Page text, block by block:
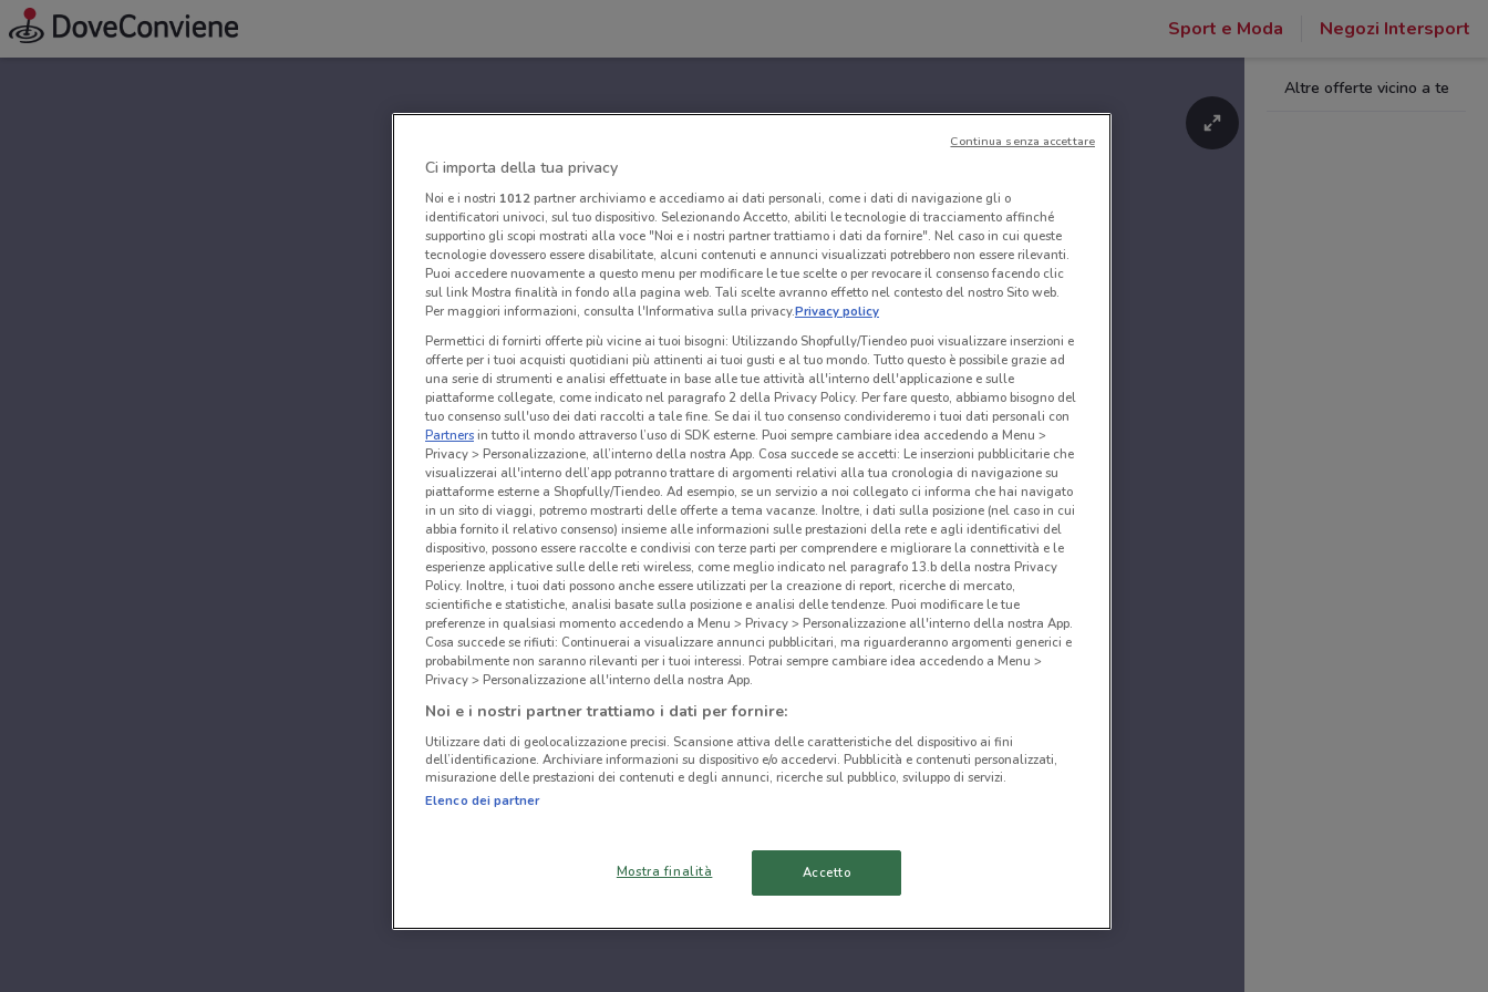
Sport e Moda Negozi Intersport
Altre offerte vicino a te
Ci importa della tua privacy
Noi e i nostri 1012partner archiviamo e accediamo ai dati personali, come i dati di navigazione gli o
identificatori univoci, sul tuo dispositivo. Selezionando Accetto, abiliti le tecnologie di tracciamento affinché
supportino gli scopi mostrati alla voce "Noi e i nostri partner trattiamo i dati da fornire". Nel caso in cui queste
tecnologie dovessero essere disabilitate, alcuni contenuti e annunci visualizzati potrebbero non essere rilevanti.
Puoi accedere nuovamente a questo menu per modificare le tue scelte o per revocare il consenso facendo clic
sul link Mostra finalità in fondo alla pagina web. Tali scelte avranno effetto nel contesto del nostro Sito web.
Per maggiori informazioni, consulta l'Informativa sulla privacy.Privacy policy
Permettici di fornirti offerte più vicine ai tuoi bisogni: Utilizzando Shopfully/Tiendeo puoi visualizzare inserzioni e
offerte per i tuoi acquisti quotidiani più attinenti ai tuoi gusti e al tuo mondo. Tutto questo è possibile grazie ad
una serie di strumenti e analisi effettuate in base alle tue attività all'interno dell'applicazione e sulle
piattaforme collegate, come indicato nel paragrafo 2 della Privacy Policy. Per fare questo, abbiamo bisogno del
tuo consenso sull'uso dei dati raccolti a tale fine. Se dai il tuo consenso condivideremo i tuoi dati personali con
Partnersin tutto il mondo attraverso l’uso di SDK esterne. Puoi sempre cambiare idea accedendo a Menu >
Privacy > Personalizzazione, all’interno della nostra App. Cosa succede se accetti: Le inserzioni pubblicitarie che
visualizzerai all'interno dell’app potranno trattare di argomenti relativi alla tua cronologia di navigazione su
piattaforme esterne a Shopfully/Tiendeo. Ad esempio, se un servizio a noi collegato ci informa che hai navigato
in un sito di viaggi, potremo mostrarti delle offerte a tema vacanze. Inoltre, i dati sulla posizione (nel caso in cui
abbia fornito il relativo consenso) insieme alle informazioni sulle prestazioni della rete e agli identificativi del
dispositivo, possono essere raccolte e condivisi con terze parti per comprendere e migliorare la connettività e le
esperienze applicative sulle delle reti wireless, come meglio indicato nel paragrafo 13.b della nostra Privacy
Policy. Inoltre, i tuoi dati possono anche essere utilizzati per la creazione di report, ricerche di mercato,
scientifiche e statistiche, analisi basate sulla posizione e analisi delle tendenze. Puoi modificare le tue
preferenze in qualsiasi momento accedendo a Menu > Privacy > Personalizzazione all'interno della nostra App.
Cosa succede se rifiuti: Continuerai a visualizzare annunci pubblicitari, ma riguarderanno argomenti generici e
probabilmente non saranno rilevanti per i tuoi interessi. Potrai sempre cambiare idea accedendo a Menu >
Privacy > Personalizzazione all'interno della nostra App.
Noi e i nostri partner trattiamo i dati per fornire:
Utilizzare dati di geolocalizzazione precisi. Scansione attiva delle caratteristiche del dispositivo ai fini
dell’identificazione. Archiviare informazioni su dispositivo e/o accedervi. Pubblicità e contenuti personalizzati,
misurazione delle prestazioni dei contenuti e degli annunci, ricerche sul pubblico, sviluppo di servizi.
Elenco dei partner
Mostra finalità Accetto
Continua senza accettare